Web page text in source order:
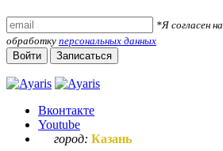
*Я согласен на
обработку персональных данных
Войти
Записаться
Вконтакте
Youtube
город: Казань